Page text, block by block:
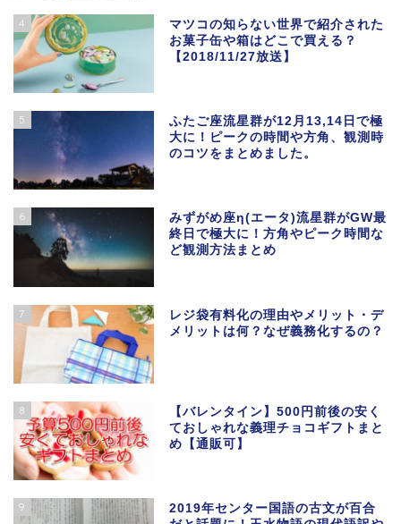
4
マツコの知らない世界で紹介された
お菓子缶や箱はどこで買える？
【2018/11/27放送】
5
ふたご座流星群が12月13,14日で極
大に！ピークの時間や方角、観測時
のコツをまとめました。
6
みずがめ座η(エータ)流星群がGW最
終日で極大に！方角やピーク時間な
ど観測方法まとめ
7
レジ袋有料化の理由やメリット・デ
メリットは何？なぜ義務化するの？
8
【バレンタイン】500円前後の安く
ておしゃれな義理チョコギフトまと
め【通販可】
9
2019年センター国語の古文が百合